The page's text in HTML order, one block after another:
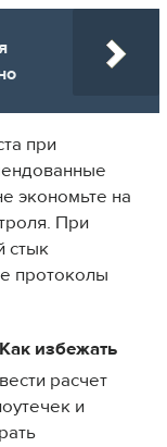
при
экономьте на
При
стык
протоколы
Как избежать
расчет
и